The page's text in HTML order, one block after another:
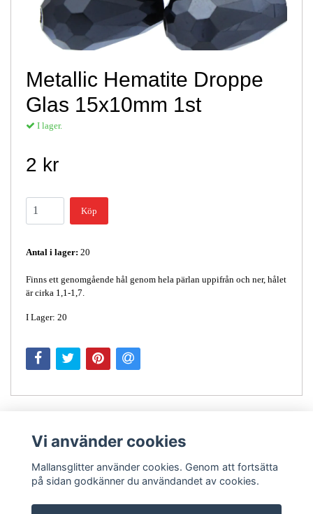
Metallic Hematite Droppe
Glas 15x10mm 1st
I lager.
2 kr
Köp
Antal i lager: 20
Finns ett genomgående hål genom hela pärlan uppifrån och ner, hålet
är cirka 1,1-1,7.
I Lager: 20
Vi använder cookies
Mallansglitter använder cookies. Genom att fortsätta
på sidan godkänner du användandet av cookies.